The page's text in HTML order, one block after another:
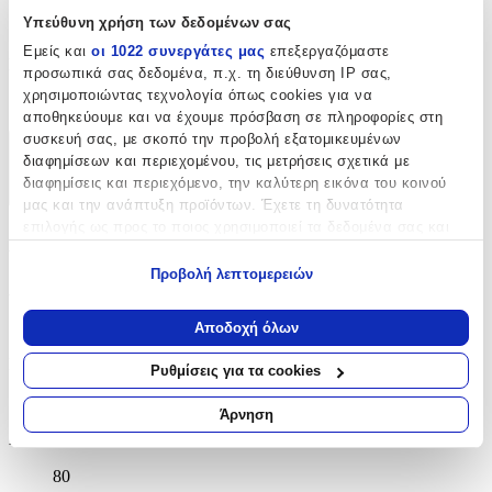
Υπεύθυνη χρήση των δεδομένων σας
Εμείς και οι 1022 συνεργάτες μας επεξεργαζόμαστε
προσωπικά σας δεδομένα, π.χ. τη διεύθυνση IP σας,
χρησιμοποιώντας τεχνολογία όπως cookies για να
αποθηκεύουμε και να έχουμε πρόσβαση σε πληροφορίες στη
συσκευή σας, με σκοπό την προβολή εξατομικευμένων
διαφημίσεων και περιεχομένου, τις μετρήσεις σχετικά με
διαφημίσεις και περιεχόμενο, την καλύτερη εικόνα του κοινού
μας και την ανάπτυξη προϊόντων. Έχετε τη δυνατότητα
Να συλλέξουμε πληροφορίες σχετικά με τη γεωγραφική
σας τοποθεσία, οι οποίες μπορεί να είναι ακριβείς σε
απόσταση μερικών μέτρων
Να αναγνωρίσουμε τη συσκευή σας σαρώνοντας ενεργά
για συγκεκριμένα χαρακτηριστικά (δακτυλικό αποτύπωμα)
Μάθετε περισσότερα σχετικά με τον τρόπο επεξεργασίας των
προσωπικών σας δεδομένων και καθορίστε τις προτιμήσεις σας
στηνενότητα “Λεπτομέρειες”
Προβολή λεπτομερειών
Αποδοχή όλων
Ρυθμίσεις για τα cookies
Άρνηση
τμχ
Κατασκευαστής
Ready
Χαρακτηριστικά
Χαρακτηριστικά
Είδος
Gel Χεριών
Αλκοόλη:
80